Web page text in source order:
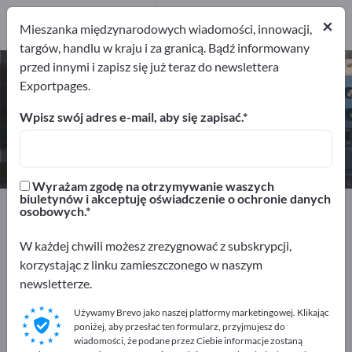
Rozdzielnik energii – znajdź
producentów i dostawców
2
2
Exportpages Elektrotechnika
Energetyka
Reklamuj się bezpłatnie w serwisie
Exportpages!
Szukaj – Oferty – Towary używane – Kontakty biznesowe
>> zacznij tutaj
×
Mieszanka międzynarodowych wiadomości, innowacji,
targów, handlu w kraju i za granicą. Bądź informowany
przed innymi i zapisz się już teraz do newslettera
Exportpages.
Wpisz swój adres e-mail, aby się zapisać.
Wyrażam zgodę na otrzymywanie waszych
biuletynów i akceptuję oświadczenie o ochronie danych
osobowych.
W każdej chwili możesz zrezygnować z subskrypcji,
korzystając z linku zamieszczonego w naszym
newsletterze.
Używamy Brevo jako naszej platformy marketingowej. Klikając
poniżej, aby przesłać ten formularz, przyjmujesz do
wiadomości, że podane przez Ciebie informacje zostaną